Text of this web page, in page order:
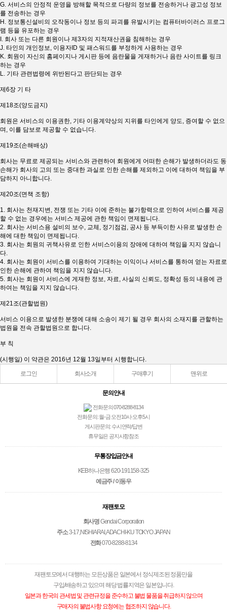
G. 서비스의 안정적 운영을 방해할 목적으로 다량의 정보를 전송하거나 광고성 정보
를 전송하는 경우
H. 정보통신설비의 오작동이나 정보 등의 파괴를 유발시키는 컴퓨터바이러스 프로그
램 등을 유포하는 경우
I. 회사 또는 다른 회원이나 제3자의 지적재산권을 침해하는 경우
J. 타인의 개인정보, 이용자ID 및 패스워드를 부정하게 사용하는 경우
K. 회원이 자신의 홈페이지나 게시판 등에 음란물을 게재하거나 음란 사이트를 링크
하는 경우
L. 기타 관련법령에 위반된다고 판단되는 경우
제6장 기 타
제18조(양도금지)
회원은 서비스의 이용권한, 기타 이용계약상의 지위를 타인에게 양도, 증여할 수 없으
며, 이를 담보로 제공할 수 없습니다.
제19조(손해배상)
회사는 무료로 제공되는 서비스와 관련하여 회원에게 어떠한 손해가 발생하더라도 동
손해가 회사의 고의 또는 중대한 과실로 인한 손해를 제외하고 이에 대하여 책임을 부
담하지 아니합니다.
제20조(면책 조항)
1. 회사는 천재지변, 전쟁 또는 기타 이에 준하는 불가항력으로 인하여 서비스를 제공
할 수 없는 경우에는 서비스 제공에 관한 책임이 면제됩니다.
2. 회사는 서비스용 설비의 보수, 교체, 정기점검, 공사 등 부득이한 사유로 발생한 손
해에 대한 책임이 면제됩니다.
3. 회사는 회원의 귀책사유로 인한 서비스이용의 장애에 대하여 책임을 지지 않습니
다.
4. 회사는 회원이 서비스를 이용하여 기대하는 이익이나 서비스를 통하여 얻는 자료로
인한 손해에 관하여 책임을 지지 않습니다.
5. 회사는 회원이 서비스에 게재한 정보, 자료, 사실의 신뢰도, 정확성 등의 내용에 관
하여는 책임을 지지 않습니다.
제21조(관할법원)
서비스 이용으로 발생한 분쟁에 대해 소송이 제기 될 경우 회사의 소재지를 관할하는
법원을 전속 관할법원으로 합니다.
부 칙
(시행일) 이 약관은 2016년 12월 13일부터 시행합니다.
로그인
회사소개 구매후기 맨위로
문의안내
전화문의 070-8288-8134
전화문의: 월-금 오전10시-오후5시
게시판문의: 수시연락/답변
휴무일은 공지사항참조
무통장입금안내
KEB하나은행 620-191158-325
예금주 / 이동우
재팬토모
회사명Gendai Corporation
주소3-17,NISHIARAI,ADACHI-KU TOKYO JAPAN
전화070-8288-8134
재팬토모에서 대행하는 모든상품은 일본에서 정식제조된 정품만을
구입/배송하고 있으며 해당 법률지역은 일본입니다.
일본과 한국의 관세법 및 관련규정을 준수하고 불법 물품을 취급하지 않으며
구매자의 불법사항 요청에는 협조하지 않습니다.